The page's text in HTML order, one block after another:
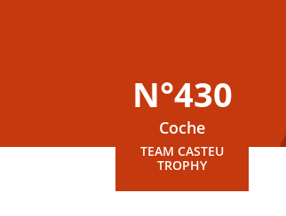
N°430
Coche
TEAM CASTEU
TROPHY